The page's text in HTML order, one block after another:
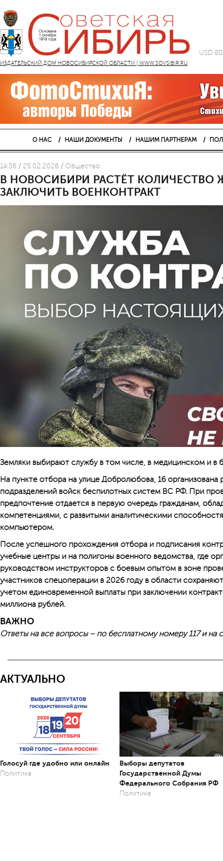
ИЗДАТЕЛЬСКИЙ ДОМ НОВОСИБИРСКОЙ ОБЛАСТИ | WWW.SOVSIBIR.RU
USD
О НАС НАШИ ДОКУМЕНТЫ НАШИМ ПАРТНЕРАМ
14:36 / 25.02.2026 / Общество
В НОВОСИБИРИ РАСТЁТ
ЗАКЛЮЧИТЬ ВОЕНКОНТРАКТ
Земляки выбирают службу в том числе, в медицинском и в
На пункте отбора на улице Добролюбова, 16
подразделений войск беспилотных систем ВС РФ. При
предпочтение отдается в первую очередь гражданам,
компетенциями, с развитыми аналитическими
компьютером.
После успешного прохождения отбора и подписания
учебные центры и на полигоны военного ведомства, где
руководством инструкторов с боевым опытом в зоне
участников спецоперации в 2026 году в области
учетом единовременной выплаты при заключении
миллиона рублей.
ВАЖНО
Ответы на все вопросы – по бесплатному номеру 117 и на
АКТУАЛЬНО
Голосуй где удобно или онлайн
Политика
Выборы депутатов
Государственной Думы
Федерального Собрания РФ
Политика